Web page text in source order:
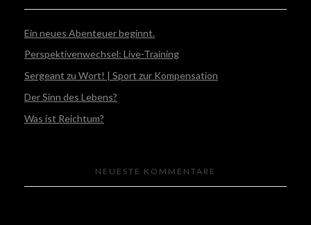
Ein neues Abenteuer beginnt.
Perspektivenwechsel: Live-Training
Sergeant zu Wort! | Sport zur Kompensation
Der Sinn des Lebens?
Was ist Reichtum?
NEUESTE KOMMENTARE